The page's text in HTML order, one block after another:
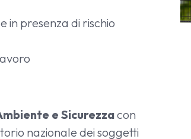
in presenza di rischio
e Sicurezzacon
nazionale dei soggetti